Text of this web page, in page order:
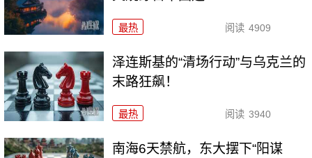
最热 阅读 4909
泽连斯基的“清场行动”与乌克兰的
末路狂飙！
最热 阅读 3940
南海6天禁航，东大摆下“阳谋